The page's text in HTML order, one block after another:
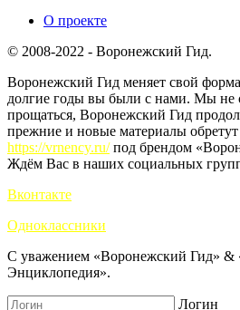
О проекте
© 2008-2022 - Воронежский Гид.
Воронежский Гид меняет свой
долгие годы вы были с нами. Мы не
прощаться, Воронежский Гид
прежние и новые материалы
https://vrnency.ru/под брендом
Ждём Вас в наших социальных
Вконтакте
Одноклассники
С уважением «Воронежский Гид» &
Энциклопедия».
Логин